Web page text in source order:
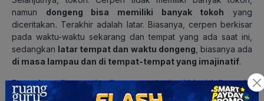
namun dongeng bisa memiliki banyak tokoh yang
diceritakan. Terakhir adalah latar. Biasanya, cerpen berkisar
pada waktu-waktu sekarang dan tempat yang ada saat ini,
sedangkan latar tempat dan waktu dongeng , biasanya ada
di masa lampau dan di tempat-tempat yang imajinatif.
Baca Juga:Pengertian Dongeng, Jenis, Ciri-ciri, Fungsi,
Unsur & Contoh